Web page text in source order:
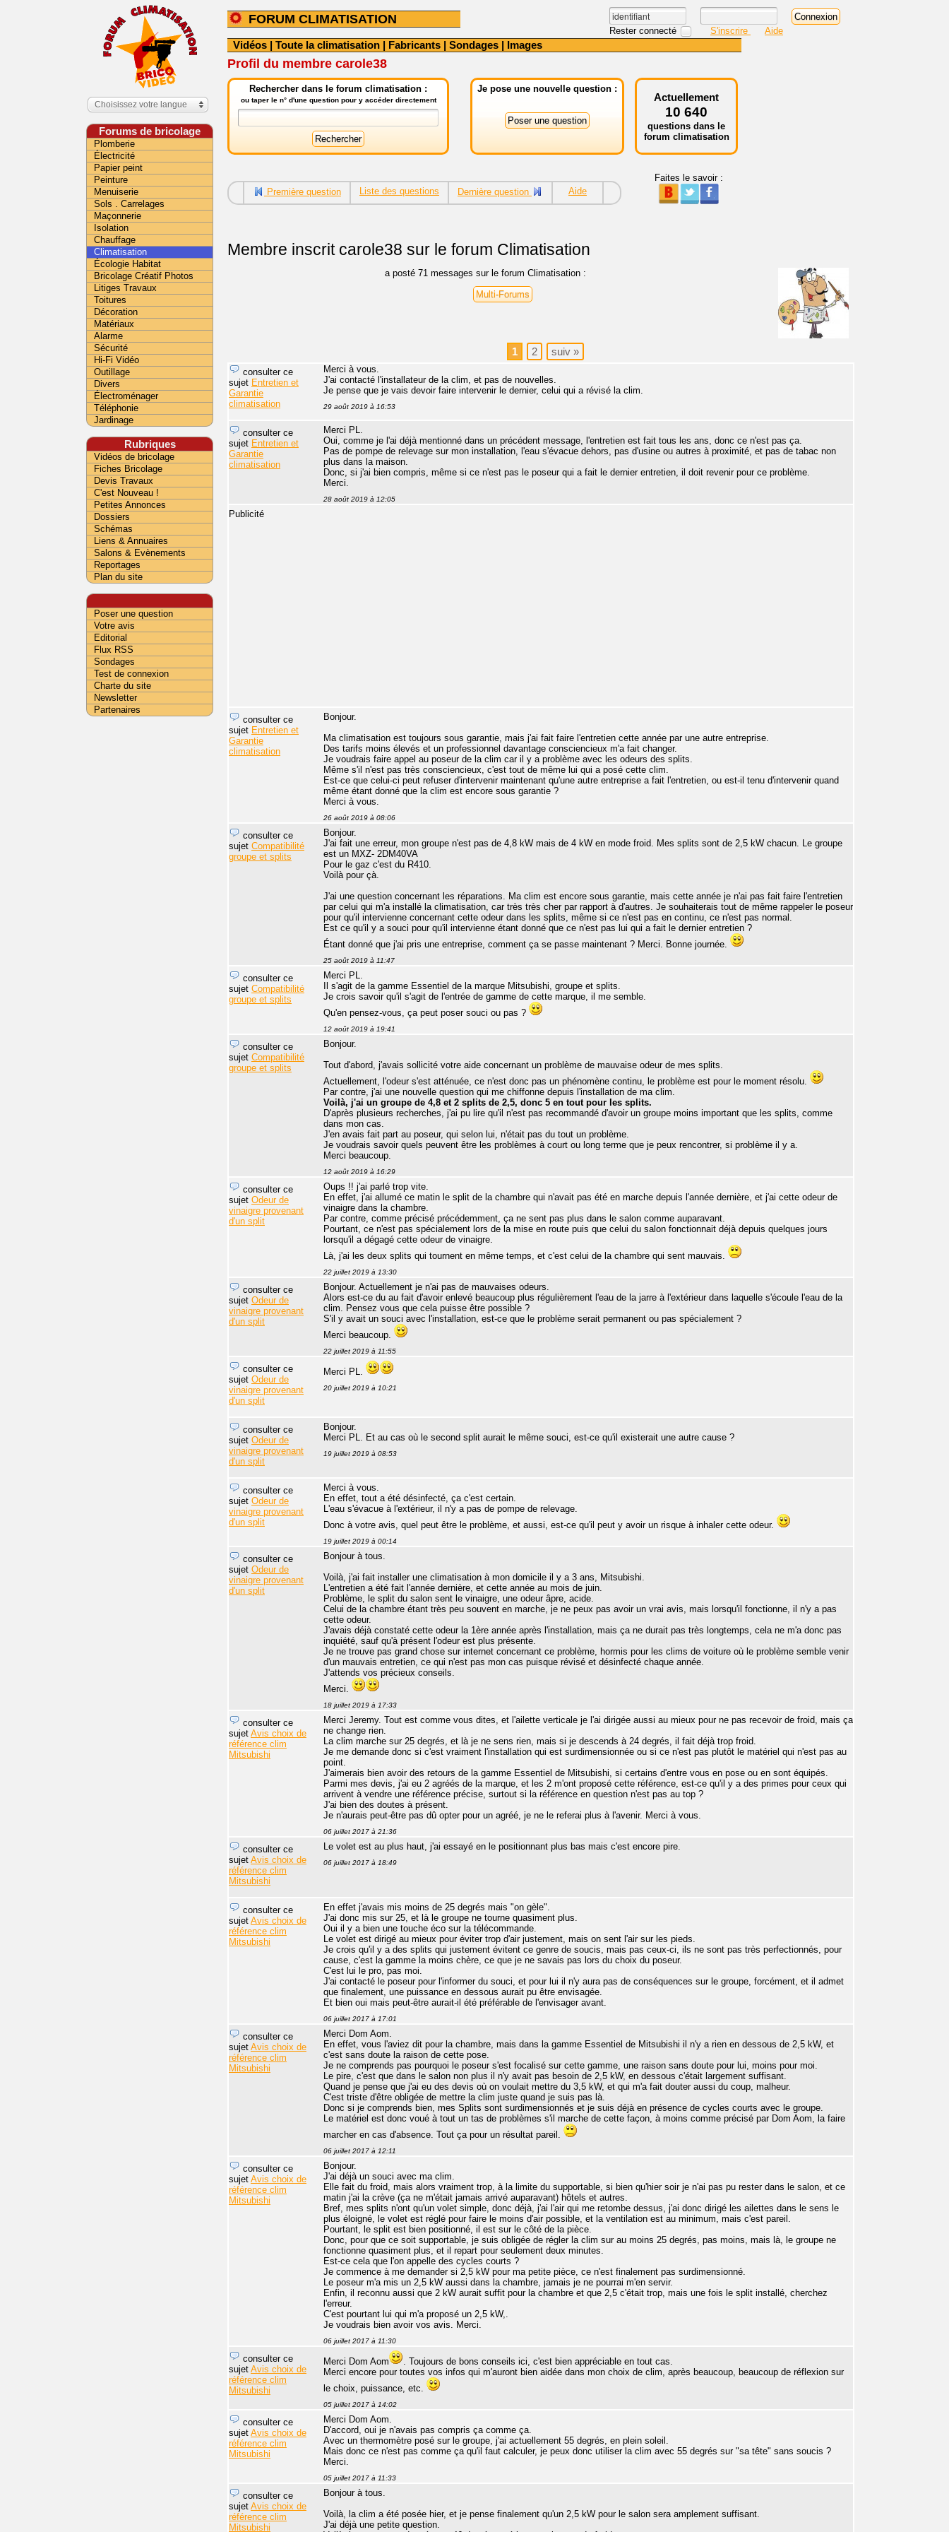
FORUM CLIMATISATION
Rester connecté S'inscrire Aide
Vidéos | Toute la climatisation | Fabricants | Sondages | Images
Profil du membre carole38
Rechercher dans le forum climatisation :
ou taper le n° d'une question pour y accéder directement
Je pose une nouvelle question :
Actuellement
10 640
questions dans le
forum climatisation
Première question Liste des questions Dernière question Aide
Faites le savoir :
Membre inscritcarole38 sur le forum Climatisation
a posté 71 messages sur le forum Climatisation :
Multi-Forums
1 2 suiv »
Merci à vous.
J'ai contacté l'installateur de la clim, et pas de nouvelles.
Je pense que je vais devoir faire intervenir le dernier, celui qui a révisé la clim.
29 août 2019 à 16:53
consulter ce
sujet Entretien et
Garantie
climatisation
Merci PL.
Oui, comme je l'ai déjà mentionné dans un précédent message, l'entretien est fait tous les ans, donc ce n'est pas ça.
Pas de pompe de relevage sur mon installation, l'eau s'évacue dehors, pas d'usine ou autres à proximité, et pas de tabac non
plus dans la maison.
Donc, si j'ai bien compris, même si ce n'est pas le poseur qui a fait le dernier entretien, il doit revenir pour ce problème.
Merci.
28 août 2019 à 12:05
consulter ce
sujet Entretien et
Garantie
climatisation
Publicité
Bonjour.
Ma climatisation est toujours sous garantie, mais j'ai fait faire l'entretien cette année par une autre entreprise.
Des tarifs moins élevés et un professionnel davantage consciencieux m'a fait changer.
Je voudrais faire appel au poseur de la clim car il y a problème avec les odeurs des splits.
Même s'il n'est pas très consciencieux, c'est tout de même lui qui a posé cette clim.
Est-ce que celui-ci peut refuser d'intervenir maintenant qu'une autre entreprise a fait l'entretien, ou est-il tenu d'intervenir quand
même étant donné que la clim est encore sous garantie ?
Merci à vous.
26 août 2019 à 08:06
consulter ce
sujet Entretien et
Garantie
climatisation
Bonjour.
J'ai fait une erreur, mon groupe n'est pas de 4,8 kW mais de 4 kW en mode froid. Mes splits sont de 2,5 kW chacun. Le groupe
est un MXZ- 2DM40VA
Pour le gaz c'est du R410.
Voilà pour çà.
J'ai une question concernant les réparations. Ma clim est encore sous garantie, mais cette année je n'ai pas fait faire l'entretien
par celui qui m'a installé la climatisation, car très très cher par rapport à d'autres. Je souhaiterais tout de même rappeler le poseur
pour qu'il intervienne concernant cette odeur dans les splits, même si ce n'est pas en continu, ce n'est pas normal.
Est ce qu'il y a souci pour qu'il intervienne étant donné que ce n'est pas lui qui a fait le dernier entretien ?
Étant donné que j'ai pris une entreprise, comment ça se passe maintenant ? Merci. Bonne journée.
25 août 2019 à 11:47
consulter ce
sujet Compatibilité
groupe et splits
Merci PL.
Il s'agit de la gamme Essentiel de la marque Mitsubishi, groupe et splits.
Je crois savoir qu'il s'agit de l'entrée de gamme de cette marque, il me semble.
Qu'en pensez-vous, ça peut poser souci ou pas ?
12 août 2019 à 19:41
consulter ce
sujet Compatibilité
groupe et splits
Bonjour.
Tout d'abord, j'avais sollicité votre aide concernant un problème de mauvaise odeur de mes splits.
Actuellement, l'odeur s'est atténuée, ce n'est donc pas un phénomène continu, le problème est pour le moment résolu.
Par contre, j'ai une nouvelle question qui me chiffonne depuis l'installation de ma clim.
Voilà, j'ai un groupe de 4,8 et 2 splits de 2,5, donc 5 en tout pour les splits.
D'après plusieurs recherches, j'ai pu lire qu'il n'est pas recommandé d'avoir un groupe moins important que les splits, comme
dans mon cas.
J'en avais fait part au poseur, qui selon lui, n'était pas du tout un problème.
Je voudrais savoir quels peuvent être les problèmes à court ou long terme que je peux rencontrer, si problème il y a.
Merci beaucoup.
12 août 2019 à 16:29
consulter ce
sujet Compatibilité
groupe et splits
Oups !! j'ai parlé trop vite.
En effet, j'ai allumé ce matin le split de la chambre qui n'avait pas été en marche depuis l'année dernière, et j'ai cette odeur de
vinaigre dans la chambre.
Par contre, comme précisé précédemment, ça ne sent pas plus dans le salon comme auparavant.
Pourtant, ce n'est pas spécialement lors de la mise en route puis que celui du salon fonctionnait déjà depuis quelques jours
lorsqu'il a dégagé cette odeur de vinaigre.
Là, j'ai les deux splits qui tournent en même temps, et c'est celui de la chambre qui sent mauvais.
22 juillet 2019 à 13:30
consulter ce
sujet Odeur de
vinaigre provenant
d'un split
Bonjour. Actuellement je n'ai pas de mauvaises odeurs.
Alors est-ce du au fait d'avoir enlevé beaucoup plus régulièrement l'eau de la jarre à l'extérieur dans laquelle s'écoule l'eau de la
clim. Pensez vous que cela puisse être possible ?
S'il y avait un souci avec l'installation, est-ce que le problème serait permanent ou pas spécialement ?
Merci beaucoup.
22 juillet 2019 à 11:55
consulter ce
sujet Odeur de
vinaigre provenant
d'un split
Merci PL.
20 juillet 2019 à 10:21
consulter ce
sujet Odeur de
vinaigre provenant
d'un split
Bonjour.
Merci PL. Et au cas où le second split aurait le même souci, est-ce qu'il existerait une autre cause ?
19 juillet 2019 à 08:53
consulter ce
sujet Odeur de
vinaigre provenant
d'un split
Merci à vous.
En effet, tout a été désinfecté, ça c'est certain.
L'eau s'évacue à l'extérieur, il n'y a pas de pompe de relevage.
Donc à votre avis, quel peut être le problème, et aussi, est-ce qu'il peut y avoir un risque à inhaler cette odeur.
19 juillet 2019 à 00:14
consulter ce
sujet Odeur de
vinaigre provenant
d'un split
Bonjour à tous.
Voilà, j'ai fait installer une climatisation à mon domicile il y a 3 ans, Mitsubishi.
L'entretien a été fait l'année dernière, et cette année au mois de juin.
Problème, le split du salon sent le vinaigre, une odeur âpre, acide.
Celui de la chambre étant très peu souvent en marche, je ne peux pas avoir un vrai avis, mais lorsqu'il fonctionne, il n'y a pas
cette odeur.
J'avais déjà constaté cette odeur la 1ère année après l'installation, mais ça ne durait pas très longtemps, cela ne m'a donc pas
inquiété, sauf qu'à présent l'odeur est plus présente.
Je ne trouve pas grand chose sur internet concernant ce problème, hormis pour les clims de voiture où le problème semble venir
d'un mauvais entretien, ce qui n'est pas mon cas puisque révisé et désinfecté chaque année.
J'attends vos précieux conseils.
Merci.
18 juillet 2019 à 17:33
consulter ce
sujet Odeur de
vinaigre provenant
d'un split
Merci Jeremy. Tout est comme vous dites, et l'ailette verticale je l'ai dirigée aussi au mieux pour ne pas recevoir de froid, mais ça
ne change rien.
La clim marche sur 25 degrés, et là je ne sens rien, mais si je descends à 24 degrés, il fait déjà trop froid.
Je me demande donc si c'est vraiment l'installation qui est surdimensionnée ou si ce n'est pas plutôt le matériel qui n'est pas au
point.
J'aimerais bien avoir des retours de la gamme Essentiel de Mitsubishi, si certains d'entre vous en pose ou en sont équipés.
Parmi mes devis, j'ai eu 2 agréés de la marque, et les 2 m'ont proposé cette référence, est-ce qu'il y a des primes pour ceux qui
arrivent à vendre une référence précise, surtout si la référence en question n'est pas au top ?
J'ai bien des doutes à présent.
Je n'aurais peut-être pas dû opter pour un agréé, je ne le referai plus à l'avenir. Merci à vous.
06 juillet 2017 à 21:36
consulter ce
sujet Avis choix de
référence clim
Mitsubishi
Le volet est au plus haut, j'ai essayé en le positionnant plus bas mais c'est encore pire.
06 juillet 2017 à 18:49
consulter ce
sujet Avis choix de
référence clim
Mitsubishi
En effet j'avais mis moins de 25 degrés mais "on gèle".
J'ai donc mis sur 25, et là le groupe ne tourne quasiment plus.
Oui il y a bien une touche éco sur la télécommande.
Le volet est dirigé au mieux pour éviter trop d'air justement, mais on sent l'air sur les pieds.
Je crois qu'il y a des splits qui justement évitent ce genre de soucis, mais pas ceux-ci, ils ne sont pas très perfectionnés, pour
cause, c'est la gamme la moins chère, ce que je ne savais pas lors du choix du poseur.
C'est lui le pro, pas moi.
J'ai contacté le poseur pour l'informer du souci, et pour lui il n'y aura pas de conséquences sur le groupe, forcément, et il admet
que finalement, une puissance en dessous aurait pu être envisagée.
Et bien oui mais peut-être aurait-il été préférable de l'envisager avant.
06 juillet 2017 à 17:01
consulter ce
sujet Avis choix de
référence clim
Mitsubishi
Merci Dom Aom.
En effet, vous l'aviez dit pour la chambre, mais dans la gamme Essentiel de Mitsubishi il n'y a rien en dessous de 2,5 kW, et
c'est sans doute la raison de cette pose.
Je ne comprends pas pourquoi le poseur s'est focalisé sur cette gamme, une raison sans doute pour lui, moins pour moi.
Le pire, c'est que dans le salon non plus il n'y avait pas besoin de 2,5 kW, en dessous c'était largement suffisant.
Quand je pense que j'ai eu des devis où on voulait mettre du 3,5 kW, et qui m'a fait douter aussi du coup, malheur.
C'est triste d'être obligée de mettre la clim juste quand je suis pas là.
Donc si je comprends bien, mes Splits sont surdimensionnés et je suis déjà en présence de cycles courts avec le groupe.
Le matériel est donc voué à tout un tas de problèmes s'il marche de cette façon, à moins comme précisé par Dom Aom, la faire
marcher en cas d'absence. Tout ça pour un résultat pareil.
06 juillet 2017 à 12:11
consulter ce
sujet Avis choix de
référence clim
Mitsubishi
Bonjour.
J'ai déjà un souci avec ma clim.
Elle fait du froid, mais alors vraiment trop, à la limite du supportable, si bien qu'hier soir je n'ai pas pu rester dans le salon, et ce
matin j'ai la crève (ça ne m'était jamais arrivé auparavant) hôtels et autres.
Bref, mes splits n'ont qu'un volet simple, donc déjà, j'ai l'air qui me retombe dessus, j'ai donc dirigé les ailettes dans le sens le
plus éloigné, le volet est réglé pour faire le moins d'air possible, et la ventilation est au minimum, mais c'est pareil.
Pourtant, le split est bien positionné, il est sur le côté de la pièce.
Donc, pour que ce soit supportable, je suis obligée de régler la clim sur au moins 25 degrés, pas moins, mais là, le groupe ne
fonctionne quasiment plus, et il repart pour seulement deux minutes.
Est-ce cela que l'on appelle des cycles courts ?
Je commence à me demander si 2,5 kW pour ma petite pièce, ce n'est finalement pas surdimensionné.
Le poseur m'a mis un 2,5 kW aussi dans la chambre, jamais je ne pourrai m'en servir.
Enfin, il reconnu aussi que 2 kW aurait suffit pour la chambre et que 2,5 c'était trop, mais une fois le split installé, cherchez
l'erreur.
C'est pourtant lui qui m'a proposé un 2,5 kW,.
Je voudrais bien avoir vos avis. Merci.
06 juillet 2017 à 11:30
consulter ce
sujet Avis choix de
référence clim
Mitsubishi
Merci Dom Aom
. Toujours de bons conseils ici, c'est bien appréciable en tout cas.
Merci encore pour toutes vos infos qui m'auront bien aidée dans mon choix de clim, après beaucoup, beaucoup de réflexion sur
le choix, puissance, etc.
05 juillet 2017 à 14:02
consulter ce
sujet Avis choix de
référence clim
Mitsubishi
Merci Dom Aom.
D'accord, oui je n'avais pas compris ça comme ça.
Avec un thermomètre posé sur le groupe, j'ai actuellement 55 degrés, en plein soleil.
Mais donc ce n'est pas comme ça qu'il faut calculer, je peux donc utiliser la clim avec 55 degrés sur "sa tête" sans soucis ?
Merci.
05 juillet 2017 à 11:33
consulter ce
sujet Avis choix de
référence clim
Mitsubishi
Bonjour à tous.
Voilà, la clim a été posée hier, et je pense finalement qu'un 2,5 kW pour le salon sera amplement suffisant.
J'ai déjà une petite question.
consulter ce
sujet Avis choix de
référence clim
Mitsubishi
Choisissez votre langue
Forums de bricolage
Plomberie
Électricité
Papier peint
Peinture
Menuiserie
Sols . Carrelages
Maçonnerie
Isolation
Chauffage
Climatisation
Écologie Habitat
Bricolage Créatif Photos
Litiges Travaux
Toitures
Décoration
Matériaux
Alarme
Sécurité
Hi-Fi Vidéo
Outillage
Divers
Électroménager
Téléphonie
Jardinage
Rubriques
Vidéos de bricolage
Fiches Bricolage
Devis Travaux
C'est Nouveau !
Petites Annonces
Dossiers
Schémas
Liens & Annuaires
Salons & Evènements
Reportages
Plan du site
Poser une question
Votre avis
Editorial
Flux RSS
Sondages
Test de connexion
Charte du site
Newsletter
Partenaires